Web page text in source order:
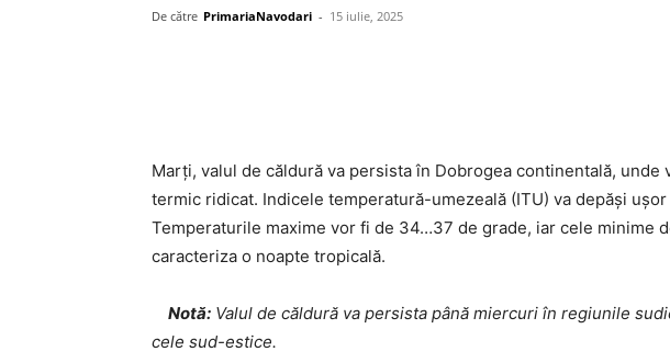
De către PrimariaNavodari - 15 iulie, 2025
Marți, valul de căldură va persistaîn Dobrogea continentală, unde
termic ridicat. Indicele temperatură-umezeală (ITU) va depăși
Temperaturile maxime vor fi de 34…37 de grade, iar cele minime
caracteriza o noapte tropicală.
Notă: Valul de căldură va persista până miercuri în regiunile
cele sud-estice.